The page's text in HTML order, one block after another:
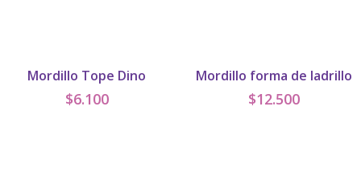
Mordillo Tope Dino
$6.100
Mordillo forma de ladrillo
$12.500